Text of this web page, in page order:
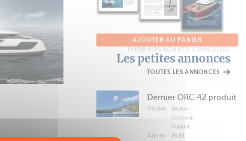
FICHE TECHNIQUE
Sunreef 70 ECO
yacht
AJOUTER AU PANIER
POUR VOS ACHATS, CONSULTEZ
Les petites annonces
TOUTES LES ANNONCES
Dernier ORC 42 produit
Visible
:
Bastia-
Corsica,
France
Année
2023